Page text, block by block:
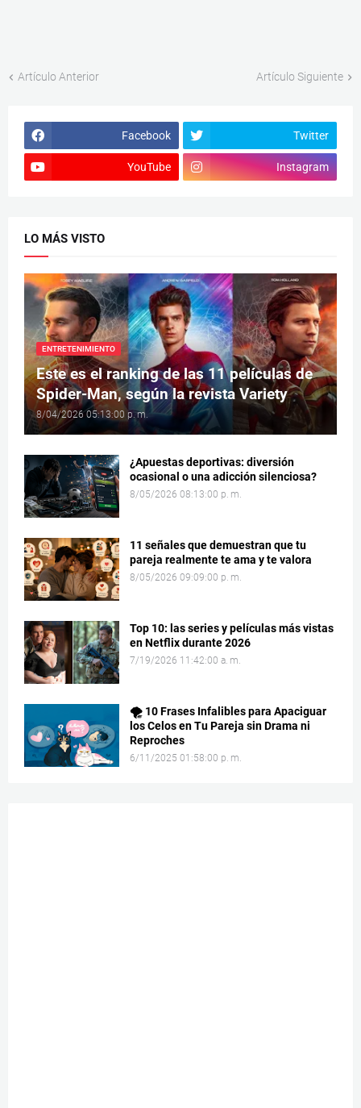
Artículo Anterior Artículo Siguiente
Facebook Twitter
YouTube Instagram
LO MÁS VISTO
ENTRETENIMIENTO
Este es el ranking de las 11 películas de
Spider-Man, según la revista Variety
8/04/2026 05:13:00 p. m.
¿Apuestas deportivas: diversión
ocasional o una adicción silenciosa?
8/05/2026 08:13:00 p. m.
11 señales que demuestran que tu
pareja realmente te ama y te valora
8/05/2026 09:09:00 p. m.
Top 10: las series y películas más vistas
en Netflix durante 2026
7/19/2026 11:42:00 a. m.
🌪️ 10 Frases Infalibles para Apaciguar
los Celos en Tu Pareja sin Drama ni
Reproches
6/11/2025 01:58:00 p. m.